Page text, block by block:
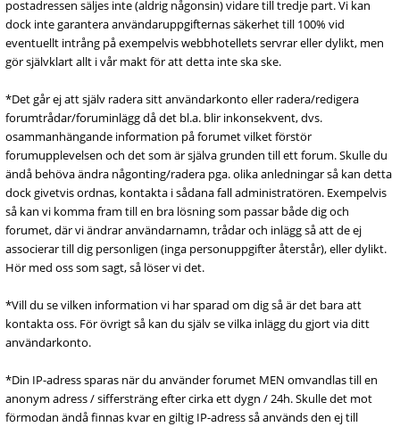
postadressen säljes inte (aldrig någonsin) vidare till tredje part. Vi kan
dock inte garantera användaruppgifternas säkerhet till 100% vid
eventuellt intrång på exempelvis webbhotellets servrar eller dylikt, men
gör självklart allt i vår makt för att detta inte ska ske.
*Det går ej att själv radera sitt användarkonto eller radera/redigera
forumtrådar/foruminlägg då det bl.a. blir inkonsekvent, dvs.
osammanhängande information på forumet vilket förstör
forumupplevelsen och det som är själva grunden till ett forum. Skulle du
ändå behöva ändra någonting/radera pga. olika anledningar så kan detta
dock givetvis ordnas, kontakta i sådana fall administratören. Exempelvis
så kan vi komma fram till en bra lösning som passar både dig och
forumet, där vi ändrar användarnamn, trådar och inlägg så att de ej
associerar till dig personligen (inga personuppgifter återstår), eller dylikt.
Hör med oss som sagt, så löser vi det.
*Vill du se vilken information vi har sparad om dig så är det bara att
kontakta oss. För övrigt så kan du själv se vilka inlägg du gjort via ditt
användarkonto.
*Din IP-adress sparas när du använder forumet MEN omvandlas till en
anonym adress / siffersträng efter cirka ett dygn / 24h. Skulle det mot
förmodan ändå finnas kvar en giltig IP-adress så används den ej till